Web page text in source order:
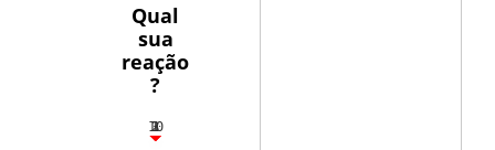
Qual
sua
reação
?
3
1
1
2
10